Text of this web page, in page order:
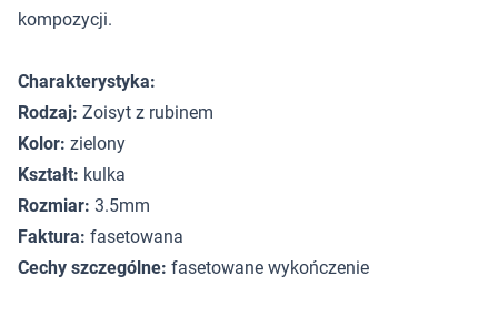
kompozycji.
Charakterystyka:
Rodzaj: Zoisyt z rubinem
Kolor: zielony
Kształt: kulka
Rozmiar: 3.5mm
Faktura: fasetowana
Cechy szczególne: fasetowane wykończenie